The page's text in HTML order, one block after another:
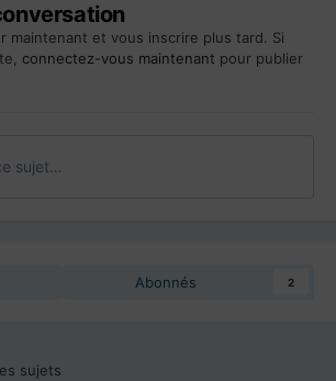
maintenant et vous inscrire plus tard. Si
connectez-vous maintenant pour publier
sujet…
Abonnés 2
sujets